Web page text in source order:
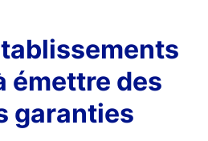
émettre des
garanties